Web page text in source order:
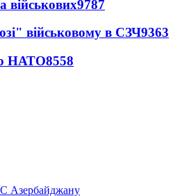
військових9787
військовому в СЗЧ9363
НАТО8558